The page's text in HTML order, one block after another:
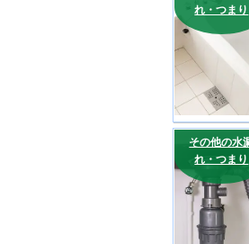
れ・つまり
その他の水
れ・つまり